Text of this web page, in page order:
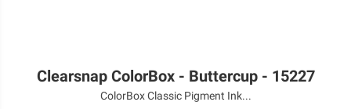
Clearsnap ColorBox - Buttercup - 15227
ColorBox Classic Pigment Ink...